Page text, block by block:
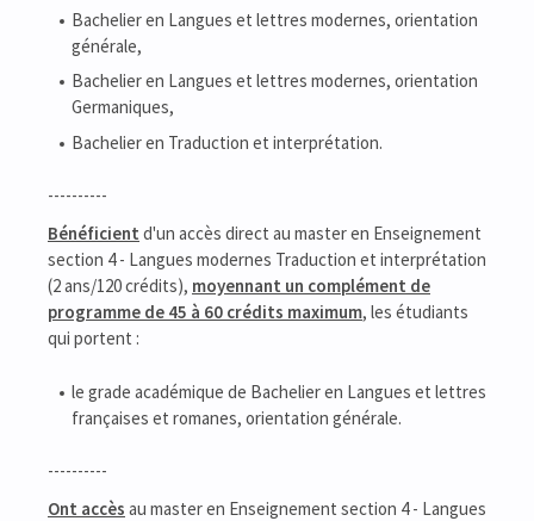
Bachelier en Langues et lettres modernes, orientation
générale,
Bachelier en Langues et lettres modernes, orientation
Germaniques,
Bachelier en Traduction et interprétation.
----------
Bénéficient d'un accès direct au master en Enseignement
section 4 - Langues modernes Traduction et interprétation
(2 ans/120 crédits), moyennant un complément de
programme de 45 à 60 crédits maximum, les étudiants
qui portent :
le grade académique de Bachelier en Langues et lettres
françaises et romanes, orientation générale.
----------
Ont accès au master en Enseignement section 4 - Langues